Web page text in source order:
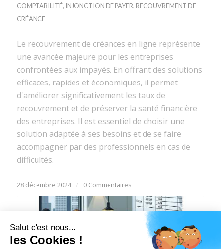
COMPTABILITÉ, INJONCTION DE PAYER, RECOUVREMENT DE
CRÉANCE
Le recouvrement de créances en ligne représente
une avancée majeure pour les entreprises
confrontées aux impayés. En offrant des solutions
efficaces, rapides et économiques, il permet
d'améliorer significativement les taux de
recouvrement et de préserver la santé financière
des entreprises. Il est essentiel de choisir une
solution adaptée à ses besoins et de se faire
accompagner par des professionnels en cas de
difficultés.
28 décembre 2024 / 0 Commentaires